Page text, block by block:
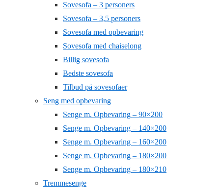
Sovesofa – 3 personers
Sovesofa – 3,5 personers
Sovesofa med opbevaring
Sovesofa med chaiselong
Billig sovesofa
Bedste sovesofa
Tilbud på sovesofaer
Seng med opbevaring
Senge m. Opbevaring – 90×200
Senge m. Opbevaring – 140×200
Senge m. Opbevaring – 160×200
Senge m. Opbevaring – 180×200
Senge m. Opbevaring – 180×210
Tremmesenge